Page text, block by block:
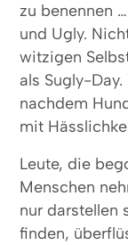
zu benennen …
und Ugly.
witzigen
als Sugly-
nachdem
mit
Leute, die
Menschen
nur darstellen
finden,